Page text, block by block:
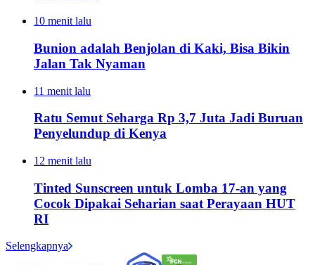
10 menit lalu
Bunion adalah Benjolan di Kaki, Bisa Bikin
Jalan Tak Nyaman
11 menit lalu
Ratu Semut Seharga Rp 3,7 Juta Jadi Buruan
Penyelundup di Kenya
12 menit lalu
Tinted Sunscreen untuk Lomba 17-an yang
Cocok Dipakai Seharian saat Perayaan HUT
RI
Selengkapnya